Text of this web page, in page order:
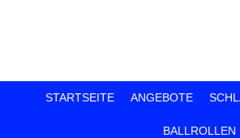
STARTSEITE ANGEBOTE
BALLROLLEN